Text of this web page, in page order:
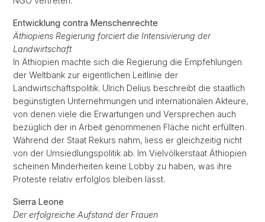
Entwicklung contra Menschenrechte
Äthiopiens Regierung forciert die Intensivierung der
Landwirtschaft
In Äthiopien machte sich die Regierung die Empfehlungen
der Weltbank zur eigentlichen Leitlinie der
Landwirtschaftspolitik. Ulrich Delius beschreibt die staatlich
begünstigten Unternehmungen und internationalen Akteure,
von denen viele die Erwartungen und Versprechen auch
bezüglich der in Arbeit genommenen Fläche nicht erfüllten.
Während der Staat Rekurs nahm, liess er gleichzeitig nicht
von der Umsiedlungspolitik ab. Im Vielvölkerstaat Äthiopien
scheinen Minderheiten keine Lobby zu haben, was ihre
Proteste relativ erfolglos bleiben lässt.
Sierra Leone
Der erfolgreiche Aufstand der Frauen